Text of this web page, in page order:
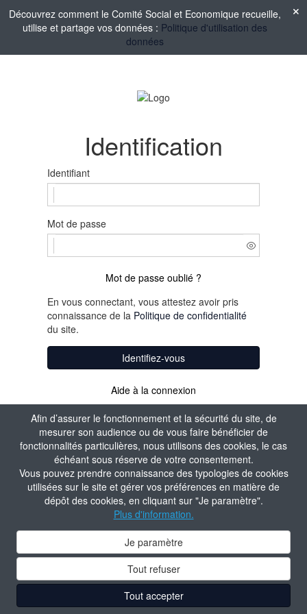
Afin d’assurer le fonctionnement et la sécurité du site, de
mesurer son audience ou de vous faire bénéficier de
fonctionnalités particulières, nous utilisons des cookies, le cas
échéant sous réserve de votre consentement.
Vous pouvez prendre connaissance des typologies de cookies
utilisées sur le site et gérer vos préférences en matière de
dépôt des cookies, en cliquant sur "Je paramètre".
Plus d'information.
Je paramètre
Tout refuser
Tout accepter
Découvrez comment le Comité Social et Economique recueille,
utilise et partage vos données : Politique d'utilisation des
données
Identification
Identifiant
Mot de passe
Mot de passe oublié ?
En vous connectant, vous attestez avoir pris
connaissance de la Politique de confidentialité
du site.
Identifiez-vous
Aide à la connexion